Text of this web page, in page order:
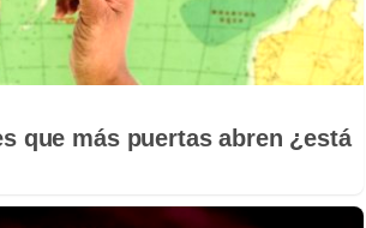
que más puertas abren ¿está